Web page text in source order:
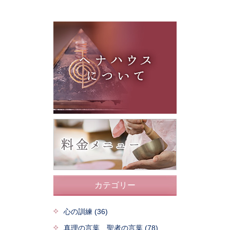
カテゴリー
心の訓練 (36)
真理の言葉 聖者の言葉 (78)